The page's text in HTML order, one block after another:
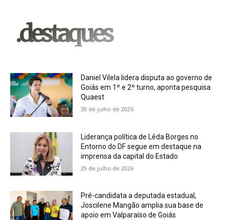
.destaques
Daniel Vilela lidera disputa ao governo de
Goiás em 1º e 2º turno, aponta pesquisa
Quaest
30 de julho de 2026
Liderança política de Lêda Borges no
Entorno do DF segue em destaque na
imprensa da capital do Estado
29 de julho de 2026
Pré-candidata a deputada estadual,
Joscilene Mangão amplia sua base de
apoio em Valparaíso de Goiás